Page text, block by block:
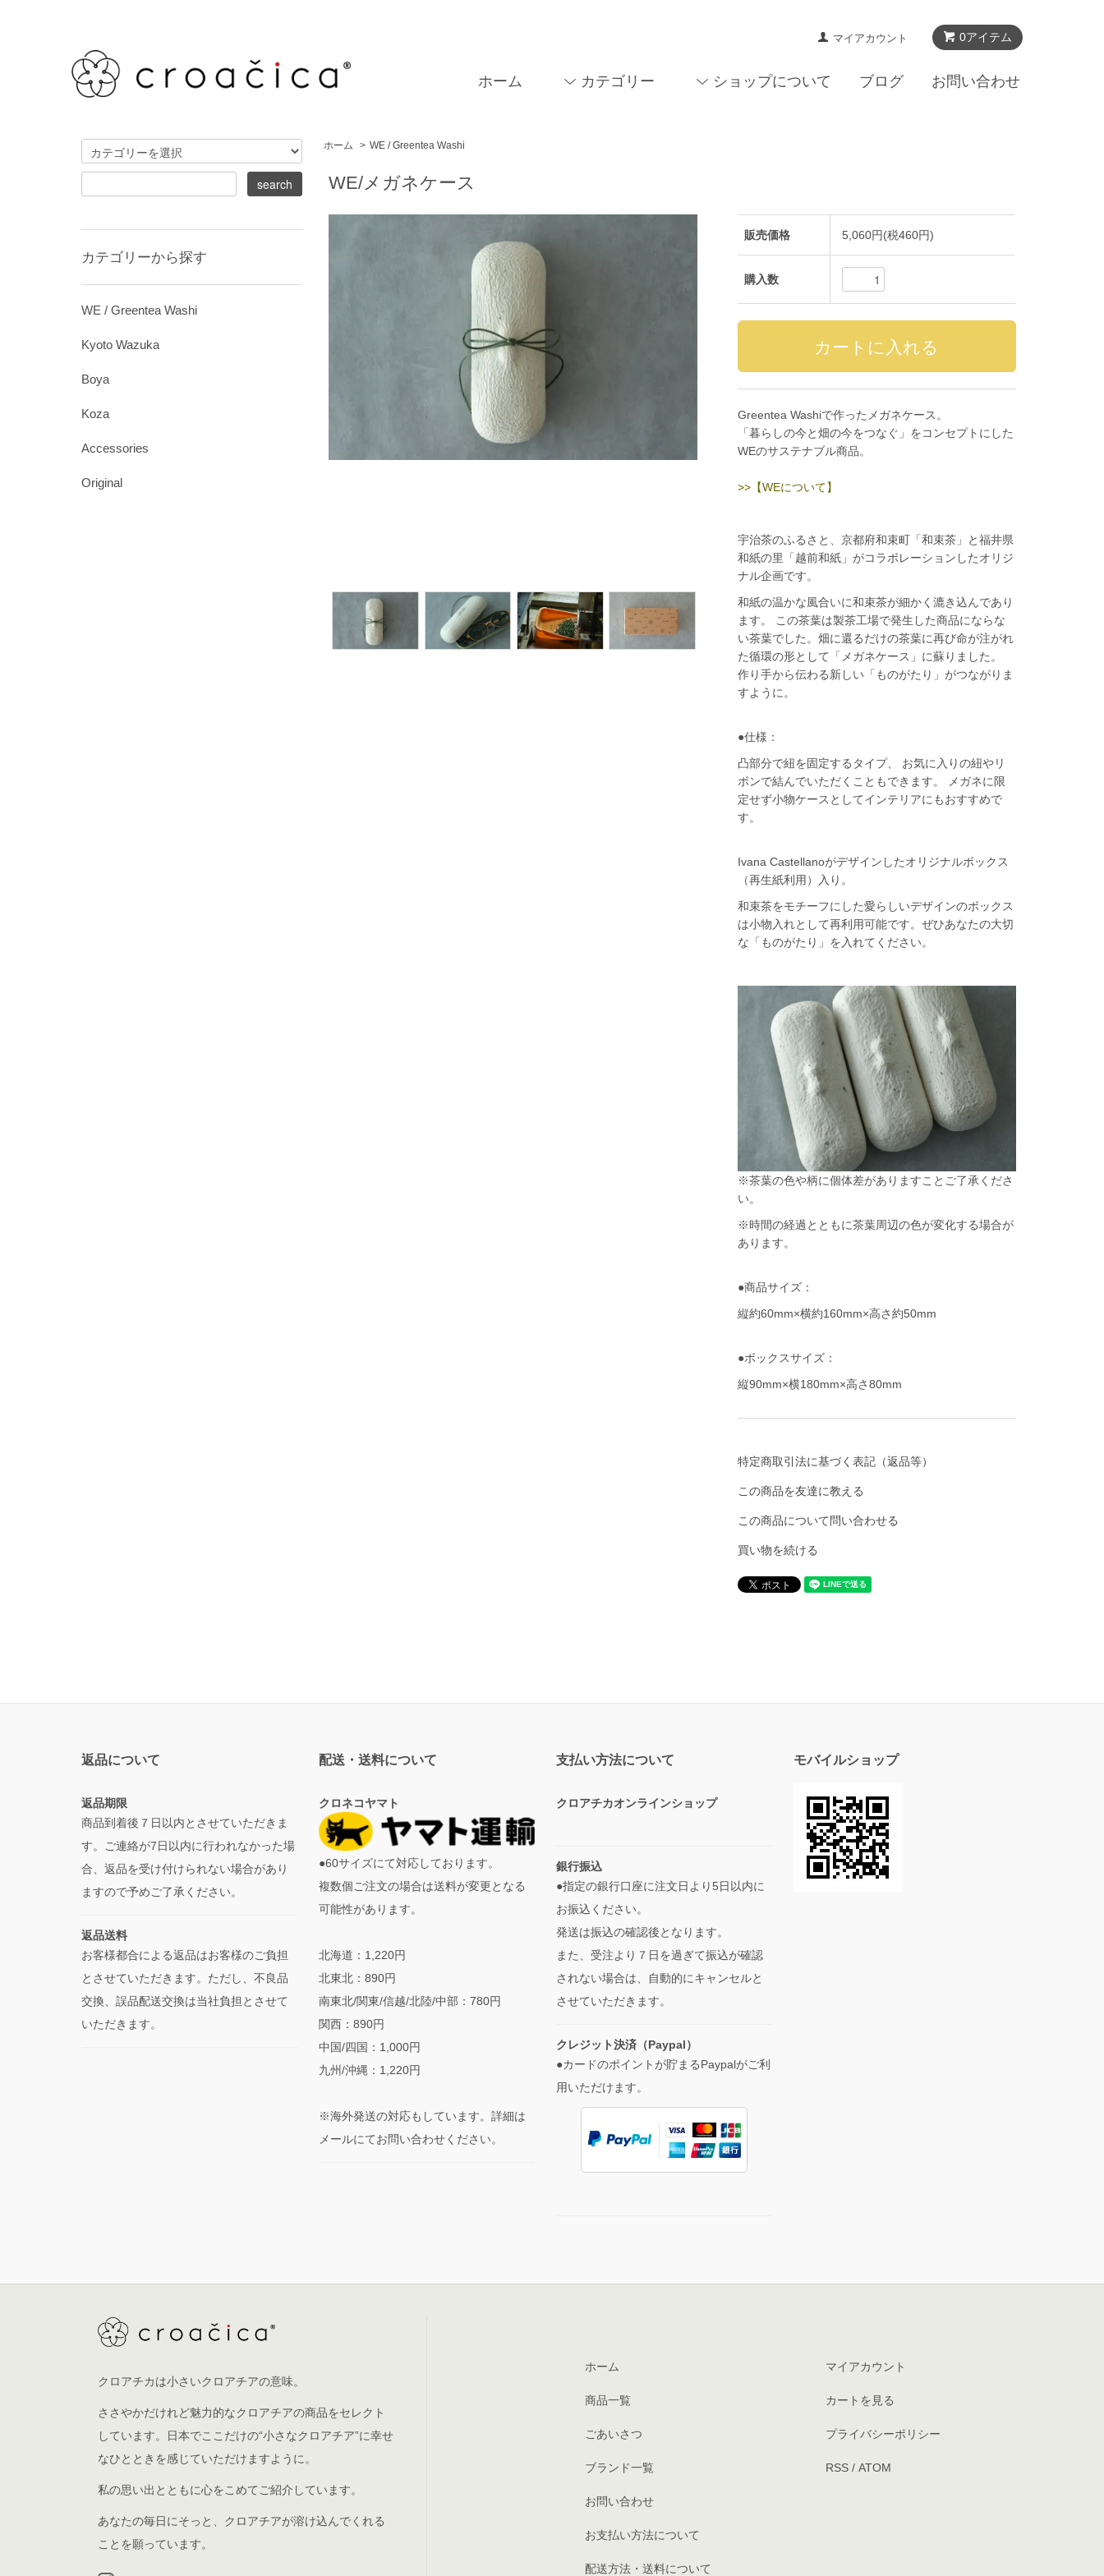
0アイテム
マイアカウント
ホーム カテゴリー ショップについて ブログ お問い合わせ
ホーム > WE / Greentea Washi
WE/メガネケース
販売価格 5,060円(税460円)
購入数
Greentea Washiで作ったメガネケース。
「暮らしの今と畑の今をつなぐ」をコンセプトにした
WEのサステナブル商品。
>>【WEについて】
宇治茶のふるさと、京都府和束町「和束茶」と福井県
和紙の里「越前和紙」がコラボレーションしたオリジ
ナル企画です。
和紙の温かな風合いに和束茶が細かく漉き込んであり
ます。 この茶葉は製茶工場で発生した商品にならな
い茶葉でした。畑に還るだけの茶葉に再び命が注がれ
た循環の形として「メガネケース」に蘇りました。
作り手から伝わる新しい「ものがたり」がつながりま
すように。
●仕様：
凸部分で紐を固定するタイプ、 お気に入りの紐やリ
ボンで結んでいただくこともできます。 メガネに限
定せず小物ケースとしてインテリアにもおすすめで
す。
Ivana Castellanoがデザインしたオリジナルボックス
（再生紙利用）入り。
和束茶をモチーフにした愛らしいデザインのボックス
は小物入れとして再利用可能です。ぜひあなたの大切
な「ものがたり」を入れてください。
※茶葉の色や柄に個体差がありますことご了承くださ
い。
※時間の経過とともに茶葉周辺の色が変化する場合が
あります。
●商品サイズ：
縦約60mm×横約160mm×高さ約50mm
●ボックスサイズ：
縦90mm×横180mm×高さ80mm
特定商取引法に基づく表記（返品等）
この商品を友達に教える
この商品について問い合わせる
買い物を続ける
カテゴリーから探す
WE / Greentea Washi
Kyoto Wazuka
Boya
Koza
Accessories
Original
返品について
返品期限
商品到着後７日以内とさせていただきま
す。ご連絡が7日以内に行われなかった場
合、返品を受け付けられない場合があり
ますので予めご了承ください。
返品送料
お客様都合による返品はお客様のご負担
とさせていただきます。ただし、不良品
交換、誤品配送交換は当社負担とさせて
いただきます。
配送・送料について
クロネコヤマト
●60サイズにて対応しております。
複数個ご注文の場合は送料が変更となる
可能性があります。
北海道：1,220円
北東北：890円
南東北/関東/信越/北陸/中部：780円
関西：890円
中国/四国：1,000円
九州/沖縄：1,220円
※海外発送の対応もしています。詳細は
メールにてお問い合わせください。
支払い方法について
クロアチカオンラインショップ
銀行振込
●指定の銀行口座に注文日より5日以内に
お振込ください。
発送は振込の確認後となります。
また、受注より７日を過ぎて振込が確認
されない場合は、自動的にキャンセルと
させていただきます。
クレジット決済（Paypal）
●カードのポイントが貯まるPaypalがご利
用いただけます。
モバイルショップ
クロアチカは小さいクロアチアの意味。
ささやかだけれど魅力的なクロアチアの商品をセレクト
しています。日本でここだけの“小さなクロアチア”に幸せ
なひとときを感じていただけますように。
私の思い出とともに心をこめてご紹介しています。
あなたの毎日にそっと、クロアチアが溶け込んでくれる
ことを願っています。
ホーム
商品一覧
ごあいさつ
ブランド一覧
お問い合わせ
お支払い方法について
配送方法・送料について
マイアカウント
カートを見る
プライバシーポリシー
RSS/ ATOM